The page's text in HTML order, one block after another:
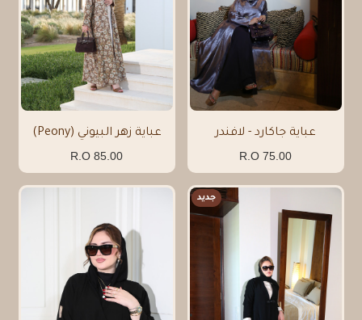
عباية جاكارد - لافندر
75.00 R.O
عباية زهر البيوني (Peony)
85.00 R.O
جديد